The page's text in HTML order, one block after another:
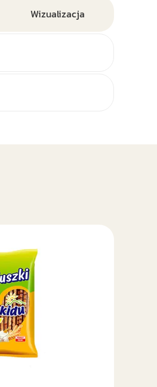
Wizualizacja